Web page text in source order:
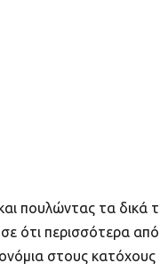
πουλώντας τα δικά
ότι περισσότερα
στους